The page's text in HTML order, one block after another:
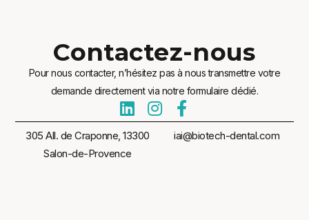
Contactez-nous
Pour nous contacter, n’hésitez pas à nous transmettre votre
demande directement via notre formulaire dédié.
305 All. de Craponne, 13300
Salon-de-Provence
iai@biotech-dental.com